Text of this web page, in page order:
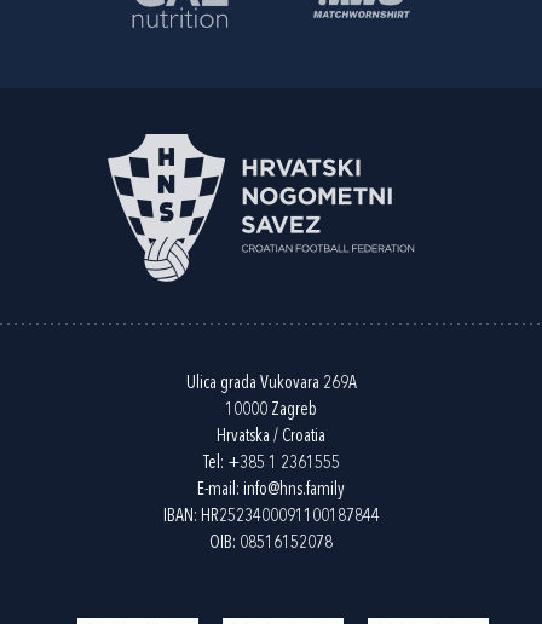
Ulica grada Vukovara 269A
10000 Zagreb
Hrvatska / Croatia
Tel: +385 1 2361555
E-mail: info@hns.family
IBAN: HR2523400091100187844
OIB: 08516152078